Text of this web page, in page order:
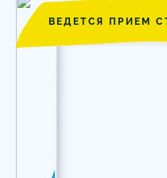
ВЕДЕТСЯ ПРИЕМ